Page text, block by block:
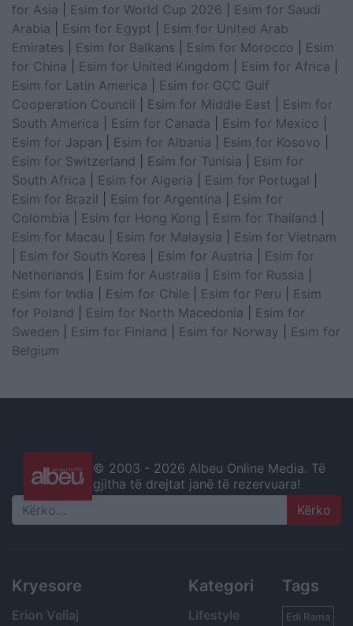
for Asia
Esim for World Cup 2026
Esim for Saudi
Arabia
Esim for Egypt
Esim for United Arab
Emirates
Esim for Balkans Esim for Morocco
Esim
for China
Esim for United Kingdom Esim for Africa
Esim for Latin America
Esim for GCC Gulf
Cooperation Council
Esim for Middle East
Esim for
South America
Esim for Canada Esim for Mexico
Esim for Japan
Esim for Albania Esim for Kosovo
Esim for Switzerland
Esim for Tunisia
Esim for
South Africa
Esim for Algeria Esim for Portugal
Esim for Brazil
Esim for Argentina
Esim for
Colombia
Esim for Hong Kong Esim for Thailand
Esim for Macau
Esim for Malaysia
Esim for Vietnam
Esim for South Korea Esim for Austria
Esim for
Netherlands
Esim for Australia Esim for Russia
Esim for India
Esim for Chile Esim for Peru
Esim
for Poland
Esim for North Macedonia
Esim for
Sweden
Esim for Finland Esim for Norway
Esim for
Belgium
© 2003 - 2026 Albeu Online Media. Të
gjitha të drejtat janë të rezervuara!
Search
Kryesore
Erion Veliaj
Kategori
Lifestyle
Tags
Edi Rama